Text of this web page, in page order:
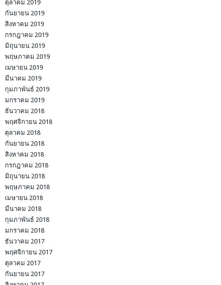
ตุลาคม 2019
กันยายน 2019
สิงหาคม 2019
กรกฎาคม 2019
มิถุนายน 2019
พฤษภาคม 2019
เมษายน 2019
มีนาคม 2019
กุมภาพันธ์ 2019
มกราคม 2019
ธันวาคม 2018
พฤศจิกายน 2018
ตุลาคม 2018
กันยายน 2018
สิงหาคม 2018
กรกฎาคม 2018
มิถุนายน 2018
พฤษภาคม 2018
เมษายน 2018
มีนาคม 2018
กุมภาพันธ์ 2018
มกราคม 2018
ธันวาคม 2017
พฤศจิกายน 2017
ตุลาคม 2017
กันยายน 2017